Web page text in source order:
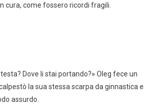
cura, come fossero ricordi fragili.
Dove li stai portando?» Oleg fece un
la sua stessa scarpa da ginnastica e
assurdo.